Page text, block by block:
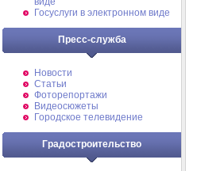
Госуслуги в электронном виде
Пресс-служба
Новости
Статьи
Фоторепортажи
Видеосюжеты
Городское телевидение
Градостроительство